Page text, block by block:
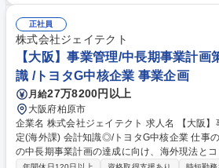
採用計画の企画立案、合同説明会や学校訪問
ーンシップ、面接、内定者フォローなど一連の
【教育研修】新入社員研修、階層別教育、その
理】派遣社員募集、受け入れ、契約更新 【人
他、事業会社で行う人事業務を幅広く行っております。 募
人事】ジェイテクトG/転勤無/年休121日/安定
正社員
株式会社ジェイテクト
【大阪】事業管理/中長期事業計画
識 /トヨタG中核企業 事業企画
月給27万8200円以上
大阪府柏原市
企業名 株式会社ジェイテクト 求人名 【大阪】事業管理/中長期事業計画策
定(海外課) 会計知識◎/トヨタG中核企業 仕事の内容 産機・軸受事業本部
の中長期事業計画の達成に向け、海外現法と
以下の業務を担当頂きます。当社は東証プラ